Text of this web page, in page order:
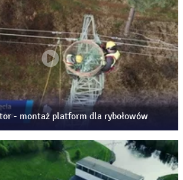
- montaż platform dla rybołowów